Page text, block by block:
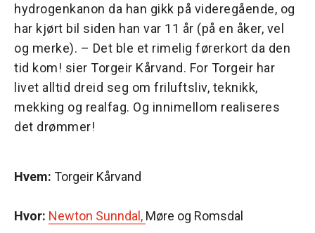
hydrogenkanon da han gikk på videregående, og
har kjørt bil siden han var 11 år (på en åker, vel
og merke). – Det ble et rimelig førerkort da den
tid kom! sier Torgeir Kårvand. For Torgeir har
livet alltid dreid seg om friluftsliv, teknikk,
mekking og realfag. Og innimellom realiseres
det drømmer!
Hvem: Torgeir Kårvand
Hvor: Newton Sunndal, Møre og Romsdal